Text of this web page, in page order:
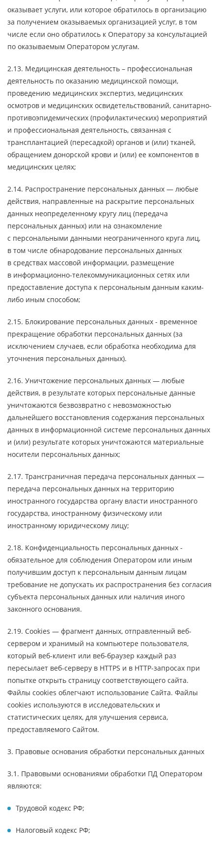
оказывает услуги, или которое обратилось в организацию
за получением оказываемых организацией услуг, в том
числе если оно обратилось к Оператору за консультацией
по оказываемым Оператором услугам.
2.13. Медицинская деятельность – профессиональная
деятельность по оказанию медицинской помощи,
проведению медицинских экспертиз, медицинских
осмотров и медицинских освидетельствований, санитарно-
противоэпидемических (профилактических) мероприятий
и профессиональная деятельность, связанная с
трансплантацией (пересадкой) органов и (или) тканей,
обращением донорской крови и (или) ее компонентов в
медицинских целях;
2.14. Распространение персональных данных — любые
действия, направленные на раскрытие персональных
данных неопределенному кругу лиц (передача
персональных данных) или на ознакомление
с персональными данными неограниченного круга лиц,
в том числе обнародование персональных данных
в средствах массовой информации, размещение
в информационно-телекоммуникационных сетях или
предоставление доступа к персональным данным каким-
либо иным способом;
2.15. Блокирование персональных данных - временное
прекращение обработки персональных данных (за
исключением случаев, если обработка необходима для
уточнения персональных данных).
2.16. Уничтожение персональных данных — любые
действия, в результате которых персональные данные
уничтожаются безвозвратно с невозможностью
дальнейшего восстановления содержания персональных
данных в информационной системе персональных данных
и (или) результате которых уничтожаются материальные
носители персональных данных;
2.17. Трансграничная передача персональных данных —
передача персональных данных на территорию
иностранного государства органу власти иностранного
государства, иностранному физическому или
иностранному юридическому лицу;
2.18. Конфиденциальность персональных данных -
обязательное для соблюдения Оператором или иным
получившим доступ к персональным данным лицам
требование не допускать их распространения без согласия
субъекта персональных данных или наличия иного
законного основания.
2.19. Cookies — фрагмент данных, отправленный веб-
сервером и хранимый на компьютере пользователя,
который веб-клиент или веб-браузер каждый раз
пересылает веб-серверу в HTTPS и в HTTP-запросах при
попытке открыть страницу соответствующего сайта.
Файлы cookies облегчают использование Сайта. Файлы
cookies используются в исследовательских и
статистических целях, для улучшения сервиса,
предоставляемого Сайтом.
3. Правовые основания обработки персональных данных
3.1. Правовыми основаниями обработки ПД Оператором
являются:
Трудовой кодекс РФ;
Налоговый кодекс РФ;